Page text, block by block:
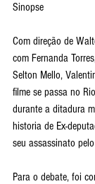
Sinopse
Com direção de
com Fernanda
Selton Mello,
filme se passa no
durante a ditadura
historia de Ex-
seu assassinato
Para o debate, foi